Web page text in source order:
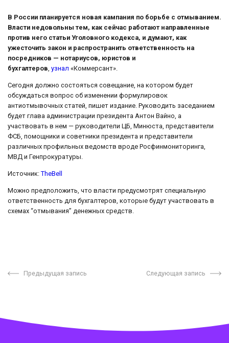
В России планируется новая кампания по борьбе с отмыванием.
Власти недовольны тем, как сейчас работают направленные
против него статьи Уголовного кодекса, и думают, как
ужесточить закон и распространить ответственность на
посредников — нотариусов, юристов и
бухгалтеров, узнал «Коммерсант».
Сегодня должно состояться совещание, на котором будет
обсуждаться вопрос об изменении формулировок
антиотмывочных статей, пишет издание. Руководить заседанием
будет глава администрации президента Антон Вайно, а
участвовать в нем — руководители ЦБ, Минюста, представители
ФСБ, помощники и советники президента и представители
различных профильных ведомств вроде Росфинмониторинга,
МВД и Генпрокуратуры.
Источник: TheBell
Можно предположить, что власти предусмотрят специальную
ответственность для бухгалтеров, которые будут участвовать в
схемах “отмывания” денежных средств.
Предыдущая запись Следующая запись